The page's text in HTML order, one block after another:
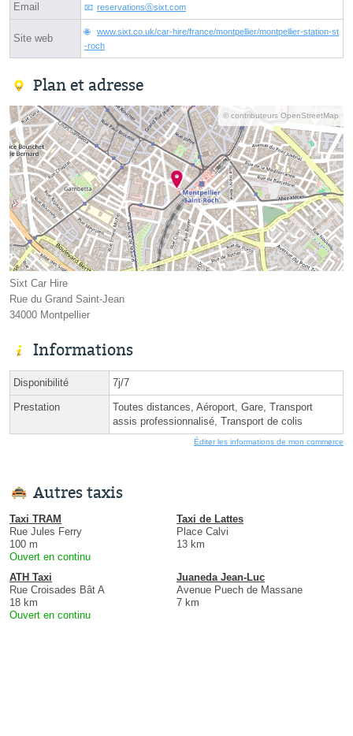
Email reservationsⓐsixt.com
Site web
www.sixt.co.uk/car-hire/france/montpellier/montpellier-station-st
-roch
Plan et adresse
© contributeurs OpenStreetMap
Sixt Car Hire
Rue du Grand Saint-Jean
34000 Montpellier
Informations
Disponibilité 7j/7
Prestation
Toutes distances, Aéroport, Gare, Transport
assis professionnalisé, Transport de colis
Éditer les informations de mon commerce
Autres taxis
Taxi TRAM
Rue Jules Ferry
100 m
Ouvert en continu
Taxi de Lattes
Place Calvi
13 km
ATH Taxi
Rue Croisades Bât A
18 km
Ouvert en continu
Juaneda Jean-Luc
Avenue Puech de Massane
7 km